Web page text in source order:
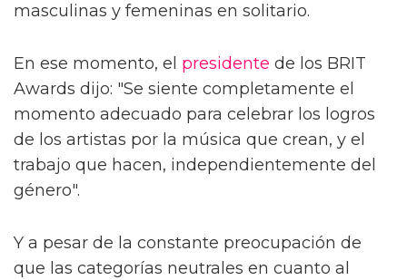
masculinas y femeninas en solitario.
En ese momento, el presidente de los BRIT
Awards dijo: "Se siente completamente el
momento adecuado para celebrar los logros
de los artistas por la música que crean, y el
trabajo que hacen, independientemente del
género".
Y a pesar de la constante preocupación de
que las categorías neutrales en cuanto al